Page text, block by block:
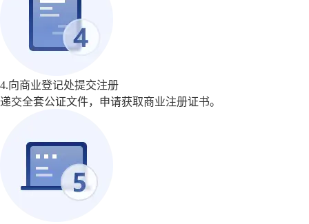
4.向商业登记处提交注册
递交全套公证文件，申请获取商业注册证书。